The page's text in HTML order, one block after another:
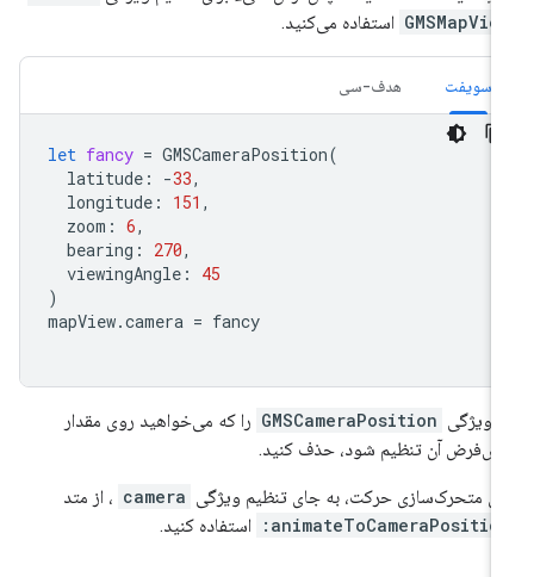
استفاده می‌کنید.
سویفت هدف-سی
let fancy = GMSCameraPosition
latitude: -
longitude : 151
zoom:
bearing: 270
viewingAngle:
mapView.camera = fancy
ویژگی GMSCameraPosition را که می‌خواهید روی مقدار
آن تنظیم شود، حذف کنید.
متحرک‌سازی حرکت، به جای تنظیم ویژگی camera ، از متد
استفاده کنید.